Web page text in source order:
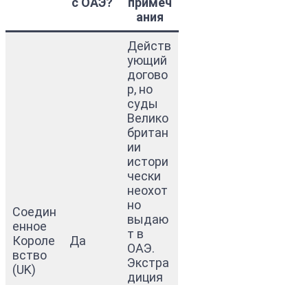
ания
Соедин
енное
Короле
вство
(UK)
Да
Действ
ующий
догово
р, но
суды
Велико
британ
ии
истори
чески
неохот
но
выдаю
т в
ОАЭ.
Экстра
диция